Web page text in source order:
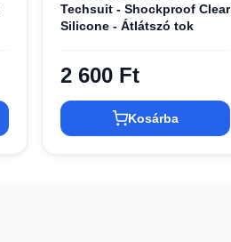
Techsuit - Shockproof Clear
Silicone - Átlátszó tok
2 600 Ft
Kosárba